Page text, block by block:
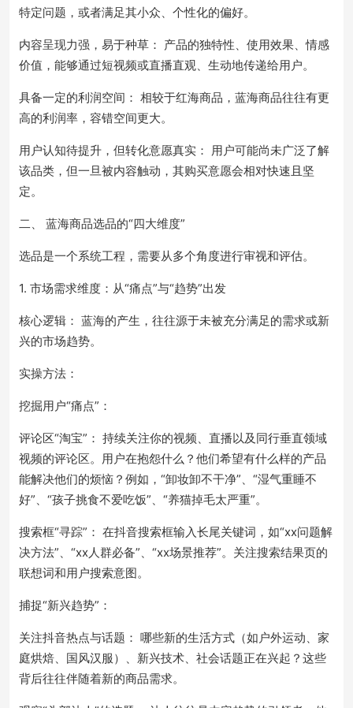
特定问题，或者满足其小众、个性化的偏好。
内容呈现力强，易于种草： 产品的独特性、使用效果、情感
价值，能够通过短视频或直播直观、生动地传递给用户。
具备一定的利润空间： 相较于红海商品，蓝海商品往往有更
高的利润率，容错空间更大。
用户认知待提升，但转化意愿真实： 用户可能尚未广泛了解
该品类，但一旦被内容触动，其购买意愿会相对快速且坚
定。
二、 蓝海商品选品的“四大维度”
选品是一个系统工程，需要从多个角度进行审视和评估。
1. 市场需求维度：从“痛点”与“趋势”出发
核心逻辑： 蓝海的产生，往往源于未被充分满足的需求或新
兴的市场趋势。
实操方法：
挖掘用户“痛点”：
评论区“淘宝”： 持续关注你的视频、直播以及同行垂直领域
视频的评论区。用户在抱怨什么？他们希望有什么样的产品
能解决他们的烦恼？例如，“卸妆卸不干净”、“湿气重睡不
好”、“孩子挑食不爱吃饭”、“养猫掉毛太严重”。
搜索框“寻踪”： 在抖音搜索框输入长尾关键词，如“xx问题解
决方法”、“xx人群必备”、“xx场景推荐”。关注搜索结果页的
联想词和用户搜索意图。
捕捉“新兴趋势”：
关注抖音热点与话题： 哪些新的生活方式（如户外运动、家
庭烘焙、国风汉服）、新兴技术、社会话题正在兴起？这些
背后往往伴随着新的商品需求。